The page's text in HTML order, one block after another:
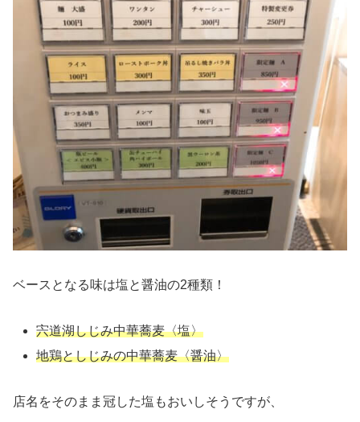
ベースとなる味は塩と醤油の2種類！
宍道湖しじみ中華蕎麦〈塩〉
地鶏としじみの中華蕎麦〈醤油〉
店名をそのまま冠した塩もおいしそうですが、